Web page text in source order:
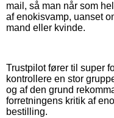
mail, så man når som
af enokisvamp, uanset
mand eller kvinde.
Trustpilot fører til super
kontrollere en stor
og af den grund
forretningens kritik af
bestilling.